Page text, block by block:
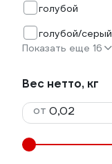
голубой
голубой/серый
Показать еще 16
Вес нетто, кг
от